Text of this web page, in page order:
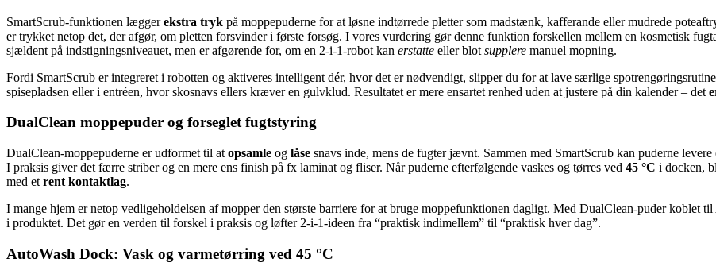
SmartScrub-funktionen læggerekstra tryk på moppepuderne for at løsne indtørrede pletter som madstænk, kafferande eller mudrede
er trykket netop det, der afgør, om pletten forsvinder i første forsøg. I vores vurdering gør denne funktion forskellen mellem en kosmetisk
sjældent på indstigningsniveauet, men er afgørende for, om en 2-i-1-robot kan erstatte eller blot supplere manuel mopning.
Fordi SmartScrub er integreret i robotten og aktiveres intelligent dér, hvor det er nødvendigt, slipper du for at lave særlige
spisepladsen eller i entréen, hvor skosnavs ellers kræver en gulvklud. Resultatet er mere ensartet renhed uden at justere på din kalender – det
DualClean moppepuder og forseglet fugtstyring
DualClean-moppepuderne er udformet til at opsamle og låse snavs inde, mens de fugter jævnt. Sammen med SmartScrub kan puderne
I praksis giver det færre striber og en mere ens finish på fx laminat og fliser. Når puderne efterfølgende vaskes og tørres ved 45 °C i docken,
med et rent kontaktlag.
I mange hjem er netop vedligeholdelsen af mopper den største barriere for at bruge moppefunktionen dagligt. Med DualClean-puder koblet
i produktet. Det gør en verden til forskel i praksis og løfter 2-i-1-ideen fra “praktisk indimellem” til “praktisk hver dag”.
AutoWash Dock: Vask og varmetørring ved 45 °C